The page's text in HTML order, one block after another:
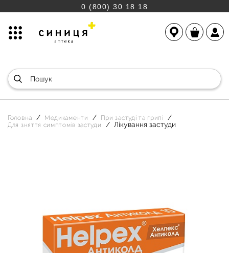
0 (800) 30 18 18
Головна Медикаменти
При застуді та грипі
Для зняття симптомів застуди
Лікування застуди